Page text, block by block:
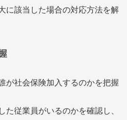
に該当した場合の対応方法を解
が社会保険加入するのかを把握
た従業員がいるのかを確認し、